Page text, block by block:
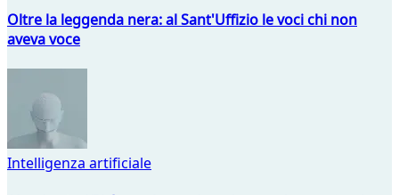
Oltre la leggenda nera: al Sant'Uffizio le voci chi non
aveva voce
Intelligenza artificiale